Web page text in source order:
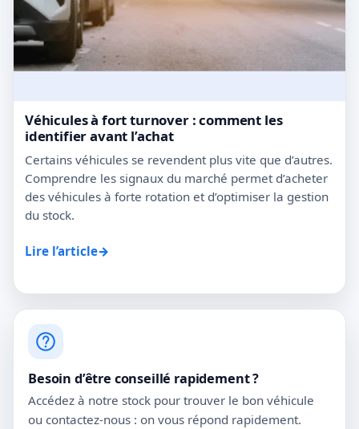
Véhicules à fort turnover : comment les
identifier avant l’achat
Certains véhicules se revendent plus vite que d’autres.
Comprendre les signaux du marché permet d’acheter
des véhicules à forte rotation et d’optimiser la gestion
du stock.
Lire l’article→
Besoin d’être conseillé rapidement ?
Accédez à notre stock pour trouver le bon véhicule
ou contactez-nous : on vous répond rapidement.